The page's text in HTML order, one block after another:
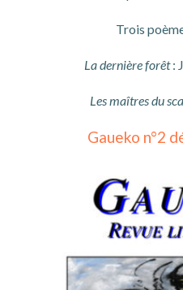
Trois
La dernière forêt:
Les maîtres du
Gaueko n°2